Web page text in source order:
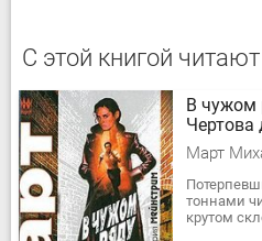
С этой книгой читают
В чужом
Март
тоннами
крутом